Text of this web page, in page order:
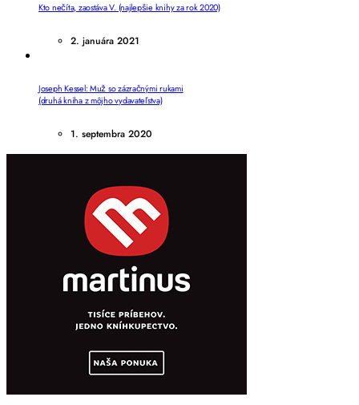
Kto nečíta, zaostáva V. (najlepšie knihy za rok 2020)
2. januára 2021
Joseph Kessel: Muž so zázračnými rukami
(druhá kniha z môjho vydavateľstva)
1. septembra 2020